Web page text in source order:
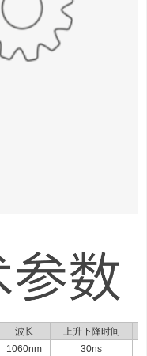
波长 上升下降时间
1060nm
30ns